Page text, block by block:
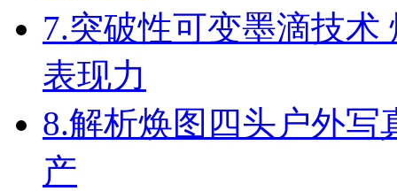
7.突破性可变墨滴技术
表现力
8.解析焕图四头户外写
产